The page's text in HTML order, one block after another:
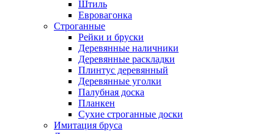
Штиль
Евровагонка
Строганные
Рейки и бруски
Деревянные наличники
Деревянные раскладки
Плинтус деревянный
Деревянные уголки
Палубная доска
Планкен
Сухие строганные доски
Имитация бруса